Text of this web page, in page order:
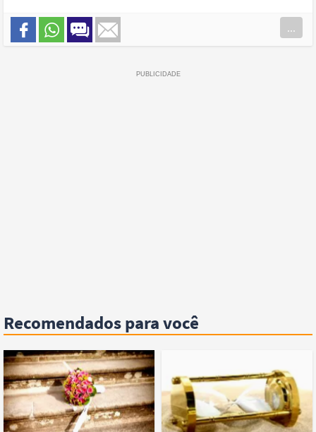
...
Recomendados para você